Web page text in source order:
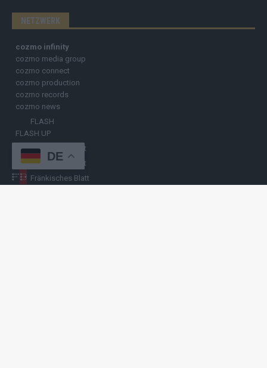
NETZWERK
cozmo infinity
cozmo media group
cozmo connect
cozmo production
cozmo records
cozmo news
FLASH
FLASH UP
Nürnberger Blatt
Hamburger Blatt
Fränkisches Blatt
DE